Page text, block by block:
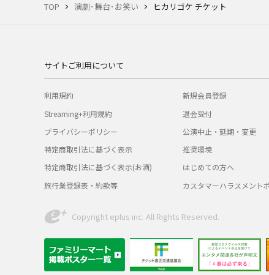
TOP 演劇･舞台･お笑い ヒカリゴケ チケット
サイトご利用について
利用規約
Streaming+利用規約
プライバシーポリシー
特定商取引法に基づく表示
特定商取引法に基づく表示(お酒)
旅行業登録表・約款等
新規会員登録
退会受付
公演中止・延期・変更
推奨環境
はじめての方へ
カスタマーハラスメント
Copyright eplus inc. All Rights Reserved.